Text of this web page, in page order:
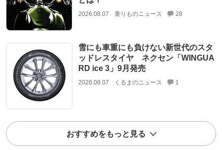
2026.08.07 乗りものニュース 28
雪にも車重にも負けない新世代のスタ
ッドレスタイヤ ネクセン「WINGUA
RD ice 3」9月発売
2026.08.07 くるまのニュース 1
おすすめをもっと見る